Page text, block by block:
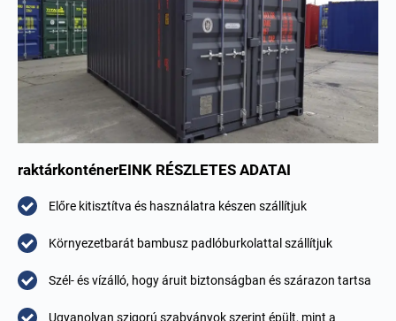
raktárkonténerEINK RÉSZLETES ADATAI
Előre kitisztítva és használatra készen szállítjuk
Környezetbarát bambusz padlóburkolattal szállítjuk
Szél- és vízálló, hogy áruit biztonságban és szárazon tartsa
Ugyanolyan szigorú szabványok szerint épült, mint a